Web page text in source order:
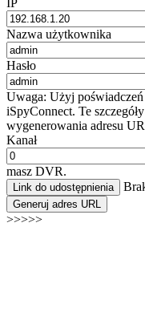
IP
Nazwa użytkownika
Hasło
Uwaga: Użyj
iSpyConnect. Te
wygenerowania adresu
Kanał
masz DVR.
Link do udostępnienia
Generuj adres URL
>>>>>